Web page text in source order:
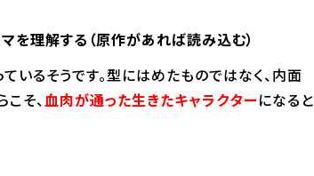
を理解する（原作があれば読み込む）
いるそうです。型にはめたものではなく、内面
そ、血肉が通った生きたキャラクターになると